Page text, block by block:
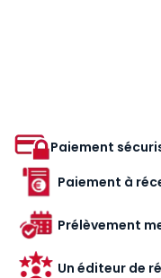
Paiement
Paiement à
Prélèvement
Un éditeur de